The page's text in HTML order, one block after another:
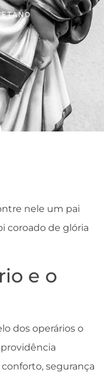
nele um pai
coroado de glória
e o
dos operários o
segurança